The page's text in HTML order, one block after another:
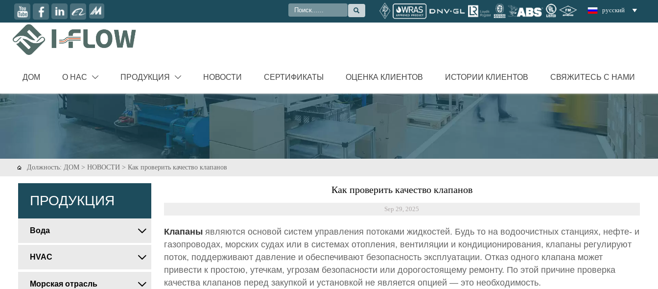
 русский 
ДОМ О НАС  ПРОДУКЦИЯ  НОВОСТИ СЕРТИФИКАТЫ ОЦЕНКА КЛИЕНТОВ ИСТОРИИ КЛИЕНТОВ СВЯЖИТЕСЬ С НАМИ
 Должность:ДОМ >НОВОСТИ >Как проверить качество клапанов
ПРОДУКЦИЯ
Вода 
HVAC 
Морская отрасль 
Как проверить качество клапанов
Sep 29, 2025
Клапаны являются основой систем управления потоками жидкостей. Будь то на водоочистных станциях, нефте- и
газопроводах, морских судах или в системах отопления, вентиляции и кондиционирования, клапаны регулируют
поток, поддерживают давление и обеспечивают безопасность эксплуатации. Отказ одного клапана может
привести к простою, утечкам, угрозам безопасности или дорогостоящему ремонту. По этой причине проверка
качества клапанов перед закупкой и установкой не является опцией — это необходимость.